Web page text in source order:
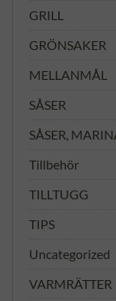
GRILL
GRÖNSAKER
MELLANMÅL
SÅSER
SÅSER,
Tillbehör
TILLTUGG
TIPS
Uncategorized
VARMRÄTTER